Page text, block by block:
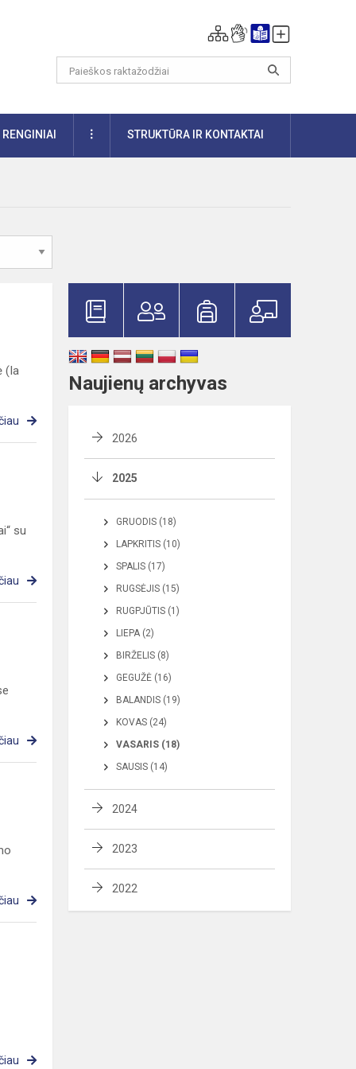
RENGINIAI DAUGIAUSTRUKTŪRA IR KONTAKTAI
(Ia
su
Naujienų archyvas
2026
2025
GRUODIS (18)
LAPKRITIS (10)
SPALIS (17)
RUGSĖJIS (15)
RUGPJŪTIS (1)
LIEPA (2)
BIRŽELIS (8)
GEGUŽĖ (16)
BALANDIS (19)
KOVAS (24)
VASARIS (18)
SAUSIS (14)
2024
2023
2022